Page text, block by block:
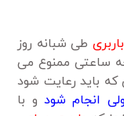
طی شبانه روز
چه ساعتی ممنوع می
باید رعایت شود
انجام شودو با